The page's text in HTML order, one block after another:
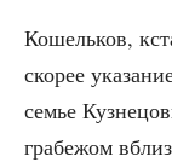
Кошель­ков,
ско­рее
семье
гра­бе­жом